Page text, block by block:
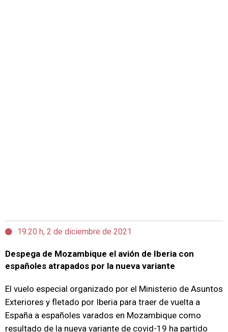
19:20 h, 2 de diciembre de 2021
Despega de Mozambique el avión de Iberia con
españoles atrapados por la nueva variante
El vuelo especial organizado por el Ministerio de Asuntos
Exteriores y fletado por Iberia para traer de vuelta a
España a españoles varados en Mozambique como
resultado de la nueva variante de covid-19 ha partido